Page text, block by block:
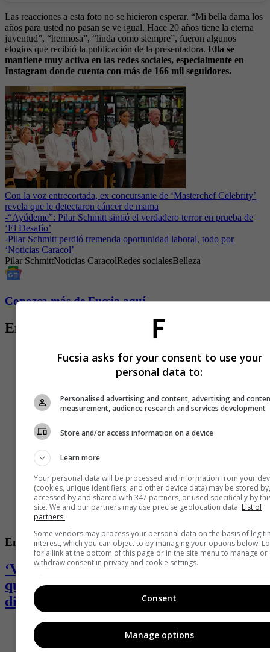
Las reacciones a esta foto no se hicieron esperar. “Mi bella dama los
años para usted no pasan se ve igual. Hace 20 años tiene la eterna
juventud”, “hermosa”, “linda como siempre”, fueron algunos
elogios que recibió la publicación de la presentadora. Ella se
mantiene muy activa en las redes sociales, especialmente en
Instagram donde cuenta con más de 166 mil seguidores.
Con la voz entrecortada, ex concursante de ‘Masterchef Celebrity’
revela que le detectaron cáncer de mama
-“Ayúdeme”: Pilar Schmitt sintió el verdadero terror en prueba de
‘El Desafío’
-Pilar Schmitt perdió tremenda oportunidad laboral, todo por
‘Noticias Caracol’
Pilar SchmittNoticias CaracolRedes socialesBelleza
Conozca más de Fucsia aquí
Entradas relacionadas
Entretenimiento
‘Valkyria’, ganadora del ‘Desafió’, se
quebró y desahogó en redes: pasa por
difícil momento
Fucsia asks for your consent to use your
personal data to:
Personalised advertising and content, advertising and
measurement, audience research and services development
Store and/or access information on a device
Learn more
Your personal data will be processed and information from your
(cookies, unique identifiers, and other device data) may be stored by,
accessed by and shared with 347 partners, or used specifically by
site. We and our partners may use precise geolocation data. List of
partners.
Some vendors may process your personal data on the basis of
interest, which you can object to by managing your options below.
for a link at the bottom of this page or in the site menu to manage or
withdraw consent in privacy and cookie settings.
Consent
Manage options